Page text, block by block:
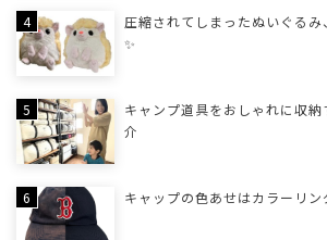
圧縮されてしまったぬいぐる
✨
キャンプ道具をおしゃれに収
介
キャップの色あせはカラーリ